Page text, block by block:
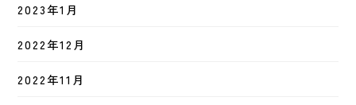
2023年1月
2022年12月
2022年11月